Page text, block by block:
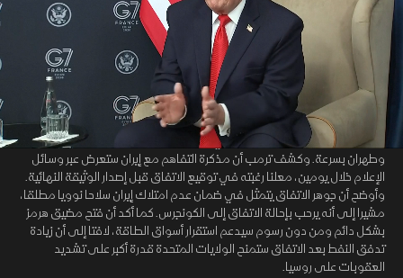
00:12/08:54
ترمب يعلن ملامح الاتفاق مع إيران.. مضيق هرمز
بلا رسوم قريبا
08:54 أخبار
الكلمات والمؤتمرات الصحفية
أعلن الرئيس الأميركي دونالد ترمب، خلال قمة السبع في مدينة إيفيان
الفرنسية، أن أسعار النفط تتراجع بوتيرة سريعة وأن العلاقة مع إيران أصبحت
"طبيعية"، معربا عن توقعه أن تمضي المرحلة الثانية من الاتفاق بين واشنطن
وطهران بسرعة. وكشف ترمب أن مذكرة التفاهم مع إيران ستعرض عبر وسائل
الإعلام خلال يومين، معلنا رغبته في توقيع الاتفاق قبل إصدار الوثيقة النهائية.
وأوضح أن جوهر الاتفاق يتمثل في ضمان عدم امتلاك إيران سلاحا نوويا مطلقا،
مشيرا إلى أنه يرحب بإحالة الاتفاق إلى الكونجرس. كما أكد أن فتح مضيق هرمز
بشكل دائم ومن دون رسوم سيدعم استقرار أسواق الطاقة، لافتا إلى أن زيادة
تدفق النفط بعد الاتفاق ستمنح الولايات المتحدة قدرة أكبر على تشديد
العقوبات على روسيا.